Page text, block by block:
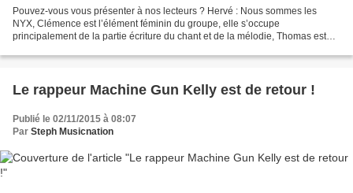
Pouvez-vous vous présenter à nos lecteurs ? Hervé : Nous sommes les
NYX, Clémence est l’élément féminin du groupe, elle s’occupe
principalement de la partie écriture du chant et de la mélodie, Thomas est
Le rappeur Machine Gun Kelly est de retour !
Publié le 02/11/2015 à 08:07
Par Steph Musicnation